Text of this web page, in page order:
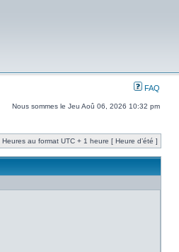
FAQ
Nous sommes le Jeu Aoû 06, 2026 10:32 pm
Heures au format UTC + 1 heure [ Heure d’été ]